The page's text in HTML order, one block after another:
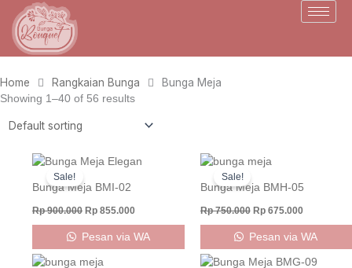
content
Home Rangkaian Bunga Bunga Meja
Showing 1–40 of 56 results
Sale!
Bunga Meja BMI-02
Rp900.000
Original
was:
Rp 900.000.
Rp 855.000
Current
Pesan via WA
Sale!
Bunga Meja BMH-05
Rp750.000
Original
was:
Rp 750.000.
Rp675.000
is:
Pesan via WA
Original
Original
Current